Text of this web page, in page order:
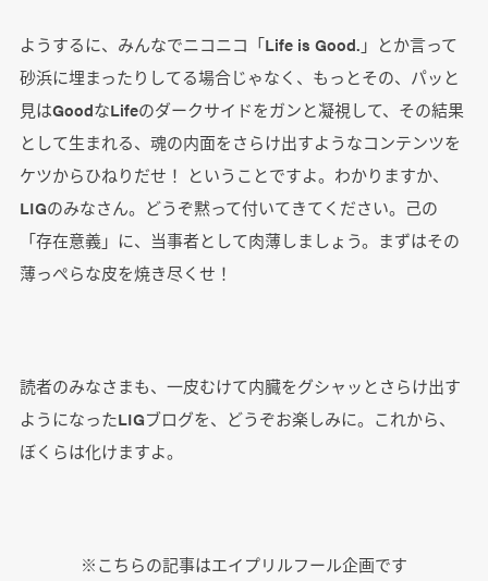
ようするに、みんなでニコニコ「Life is Good.」とか言って
砂浜に埋まったりしてる場合じゃなく、もっとその、パッと
見はGoodなLifeのダークサイドをガンと凝視して、その結果
として生まれる、魂の内面をさらけ出すようなコンテンツを
ケツからひねりだせ！ ということですよ。わかりますか、
LIGのみなさん。どうぞ黙って付いてきてください。己の
「存在意義」に、当事者として肉薄しましょう。まずはその
薄っぺらな皮を焼き尽くせ！
読者のみなさまも、一皮むけて内臓をグシャッとさらけ出す
ようになったLIGブログを、どうぞお楽しみに。これから、
ぼくらは化けますよ。
※こちらの記事はエイプリルフール企画です